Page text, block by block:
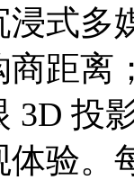
浸式多
距离
3D 投
体验。